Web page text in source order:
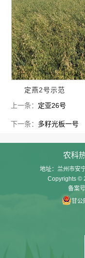
定燕2号示范
上一条： 定亚26号
下一条： 多籽光板一号
农科
地址：兰州市
Copyrights ©
备案
甘公